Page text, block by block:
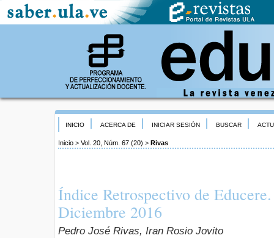
INICIO ACERCA DE INICIAR SESIÓN BUSCAR
Inicio > Vol. 20, Núm. 67 (20) > Rivas
Índice Retrospectivo de
Diciembre 2016
Pedro José Rivas, Iran Rosio Jovito